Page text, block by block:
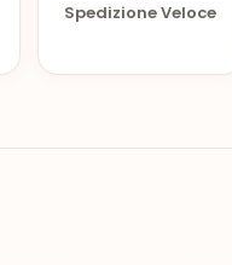
Spedizione Veloce